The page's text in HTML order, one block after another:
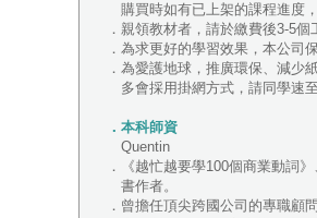
購買時如有已上架的課程進度
．親領教材者，請於繳費後3-5
．為求更好的學習效果，本公司
．為愛護地球，推廣環保、減少
多會採用掛網方式，請同學速
．本科師資
Quentin
．《越忙越要學100個商業動詞
書作者。
．曾擔任頂尖跨國公司的專職顧